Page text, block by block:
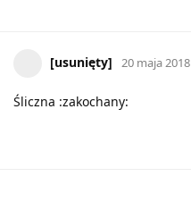
[usunięty] 20 maja 2018
Śliczna :zakochany: